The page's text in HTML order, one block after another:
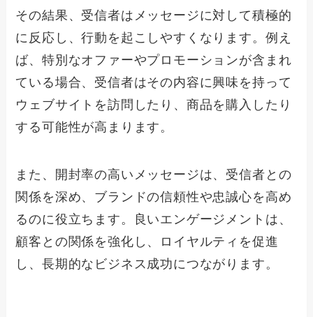
その結果、受信者はメッセージに対して積極的
に反応し、行動を起こしやすくなります。例え
ば、特別なオファーやプロモーションが含まれ
ている場合、受信者はその内容に興味を持って
ウェブサイトを訪問したり、商品を購入したり
する可能性が高まります。
また、開封率の高いメッセージは、受信者との
関係を深め、ブランドの信頼性や忠誠心を高め
るのに役立ちます。良いエンゲージメントは、
顧客との関係を強化し、ロイヤルティを促進
し、長期的なビジネス成功につながります。